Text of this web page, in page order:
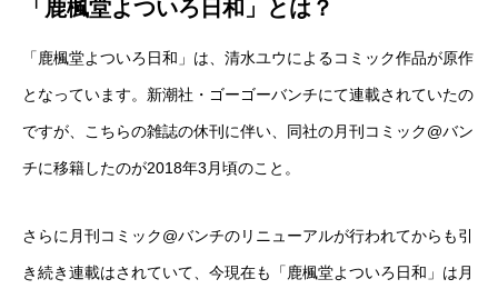
「鹿楓堂よついろ日和」とは？
「鹿楓堂よついろ日和」は、清水ユウによるコミック作品が原作
となっています。新潮社・ゴーゴーバンチにて連載されていたの
ですが、こちらの雑誌の休刊に伴い、同社の月刊コミック@バン
チに移籍したのが2018年3月頃のこと。
さらに月刊コミック@バンチのリニューアルが行われてからも引
き続き連載はされていて、今現在も「鹿楓堂よついろ日和」は月